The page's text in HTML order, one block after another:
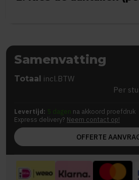
Samenvatting
Totaal incl.BTW
Per
Levertijd: 5 dagen na akkoord proefdruk
Express delivery? Neem contact op!
OFFERTE